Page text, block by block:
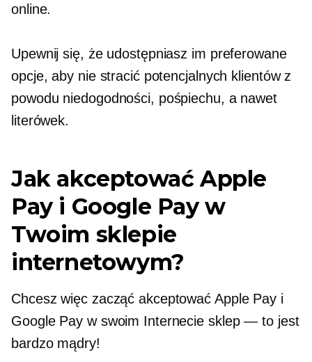
online.
Upewnij się, że udostępniasz im preferowane
opcje, aby nie stracić potencjalnych klientów z
powodu niedogodności, pośpiechu, a nawet
literówek.
Jak akceptować Apple
Pay i Google Pay w
Twoim sklepie
internetowym?
Chcesz więc zacząć akceptować Apple Pay i
Google Pay w swoim Internecie sklep — to jest
bardzo mądry!